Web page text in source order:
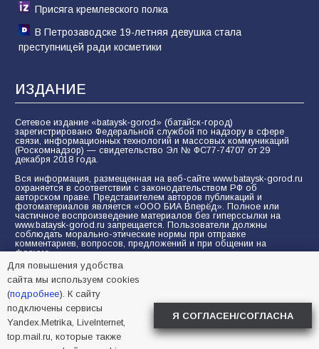
Присяга кремлевского полка
В Петрозаводске 19-летняя девушка стала
преступницей ради косметики
ИЗДАНИЕ
Сетевое издание «bataysk-gorod» (батайск-город)
зарегистрировано Федеральной службой по надзору в сфере
связи, информационных технологий и массовых коммуникаций
(Роскомнадзор) — свидетельство Эл № ФС77-74707 от 29
декабря 2018 года.
Вся информация, размещенная на веб-сайте www.bataysk-gorod.ru
охраняется в соответствии с законодательством РФ об
авторском праве. Представителем авторов публикаций и
фотоматериалов является «ООО БИА Вперёд». Полное или
частичное воспроизведение материалов без гиперссылки на
www.bataysk-gorod.ru запрещается. Пользователи должны
соблюдать морально-этические нормы при отправке
комментариев, вопросов, предложений и при общении на
форуме.
Политика конфиденциальности и защиты информации
Согласие на обработку персональных данных с помощью
сервисов Yandex.Metrika, LiveInternet, top.mail.ru
© 2005-2026 БИА «ВПЕРЕД»
Для повышения удобства
сайта мы используем cookies
(подробнее). К сайту
подключены сервисы
Yandex.Metrika, LiveInternet,
top.mail.ru, которые также
Я СОГЛАСЕН/СОГЛАСНА